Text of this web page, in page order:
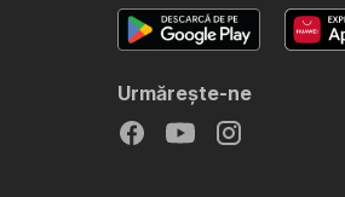
Urmăreşte-ne